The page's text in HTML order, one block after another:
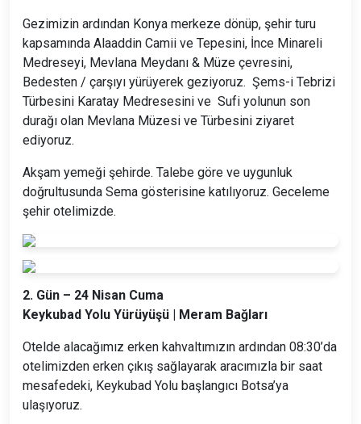
Gezimizin ardından Konya merkeze dönüp, şehir turu
kapsamında Alaaddin Camii ve Tepesini, İnce Minareli
Medreseyi, Mevlana Meydanı & Müze çevresini,
Bedesten / çarşıyı yürüyerek geziyoruz. Şems-i Tebrizi
Türbesini Karatay Medresesini ve Sufi yolunun son
durağı olan Mevlana Müzesi ve Türbesini ziyaret
ediyoruz.
Akşam yemeği şehirde. Talebe göre ve uygunluk
doğrultusunda Sema gösterisine katılıyoruz. Geceleme
şehir otelimizde.
2. Gün – 24 Nisan Cuma
Keykubad Yolu Yürüyüşü | Meram Bağları
Otelde alacağımız erken kahvaltımızın ardından 08:30’da
otelimizden erken çıkış sağlayarak aracımızla bir saat
mesafedeki, Keykubad Yolu başlangıcı Botsa’ya
ulaşıyoruz.